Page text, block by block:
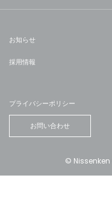
お知らせ
採用情報
プライバシーポリシー
お問い合わせ
©